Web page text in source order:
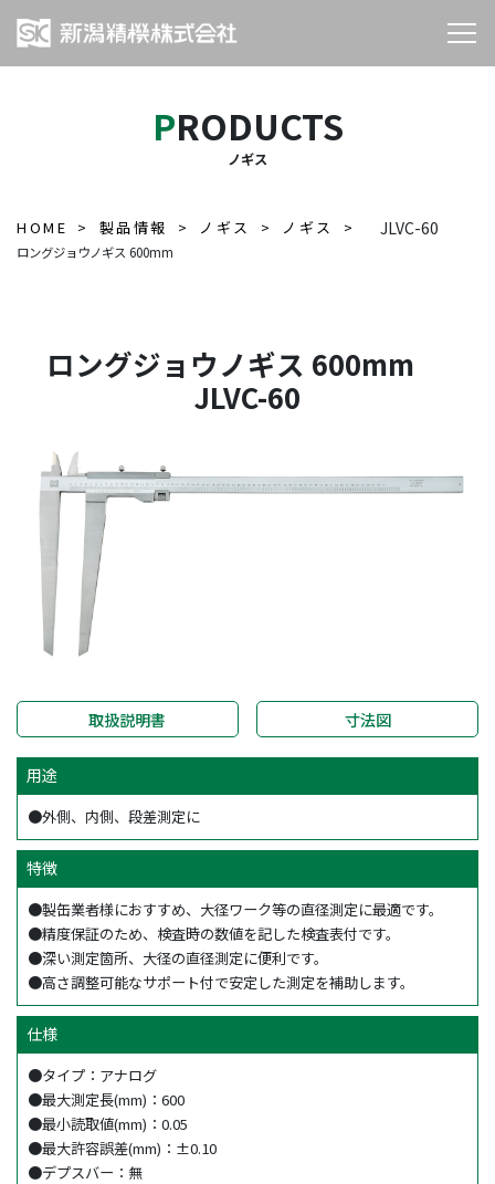
PRODUCTS
ノギス
HOME 製品情報 ノギス ノギス
ロングジョウノギス 600mm
JLVC-60
ロングジョウノギス 600mm
JLVC-60
取扱説明書 寸法図
用途
●外側、内側、段差測定に
特徴
●製缶業者様におすすめ、大径ワーク等の直径測定に最適です。
●精度保証のため、検査時の数値を記した検査表付です。
●深い測定箇所、大径の直径測定に便利です。
●高さ調整可能なサポート付で安定した測定を補助します。
仕様
●タイプ：アナログ
●最大測定長(mm)：600
●最小読取値(mm)：0.05
●最大許容誤差(mm)：±0.10
●デプスバー：無